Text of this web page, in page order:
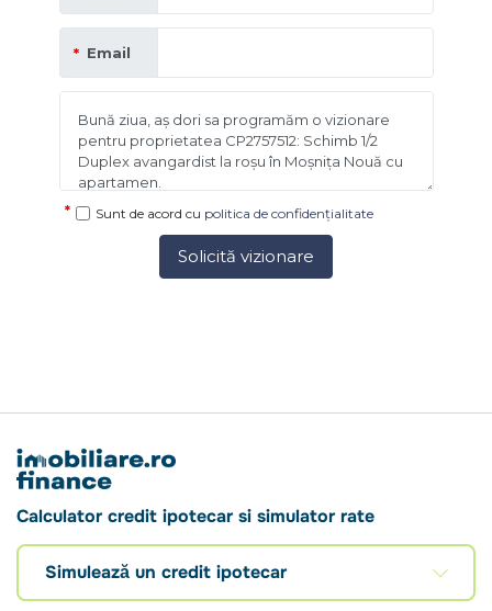
Email
Sunt de acord cu politica de confidențialitate
Solicită vizionare